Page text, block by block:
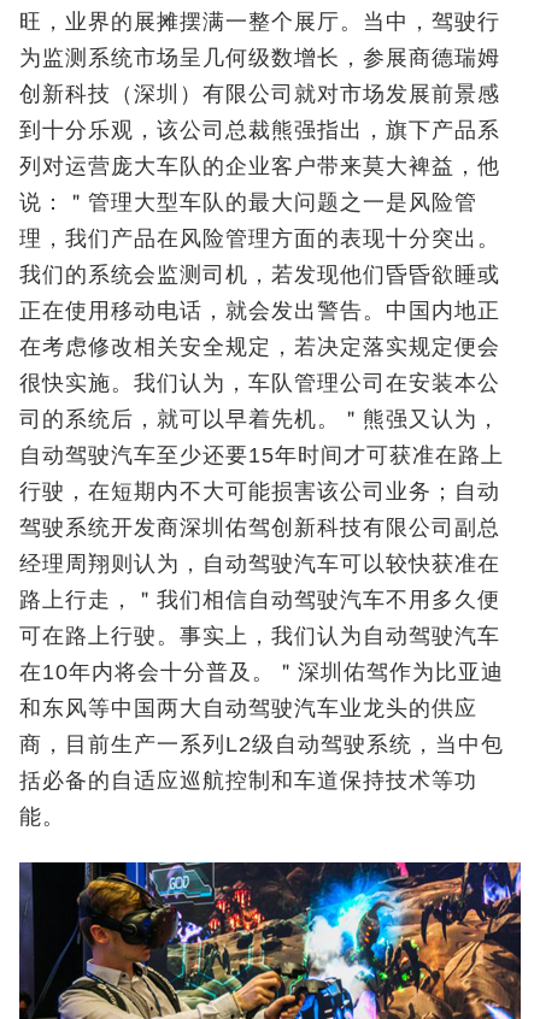
旺，业界的展摊摆满一整个展厅。当中，驾驶行
为监测系统市场呈几何级数增长，参展商德瑞姆
创新科技（深圳）有限公司就对市场发展前景感
到十分乐观，该公司总裁熊强指出，旗下产品系
列对运营庞大车队的企业客户带来莫大裨益，他
说：＂管理大型车队的最大问题之一是风险管
理，我们产品在风险管理方面的表现十分突出。
我们的系统会监测司机，若发现他们昏昏欲睡或
正在使用移动电话，就会发出警告。中国内地正
在考虑修改相关安全规定，若决定落实规定便会
很快实施。我们认为，车队管理公司在安装本公
司的系统后，就可以早着先机。＂熊强又认为，
自动驾驶汽车至少还要15年时间才可获准在路上
行驶，在短期内不大可能损害该公司业务；自动
驾驶系统开发商深圳佑驾创新科技有限公司副总
经理周翔则认为，自动驾驶汽车可以较快获准在
路上行走，＂我们相信自动驾驶汽车不用多久便
可在路上行驶。事实上，我们认为自动驾驶汽车
在10年内将会十分普及。＂深圳佑驾作为比亚迪
和东风等中国两大自动驾驶汽车业龙头的供应
商，目前生产一系列L2级自动驾驶系统，当中包
括必备的自适应巡航控制和车道保持技术等功
能。